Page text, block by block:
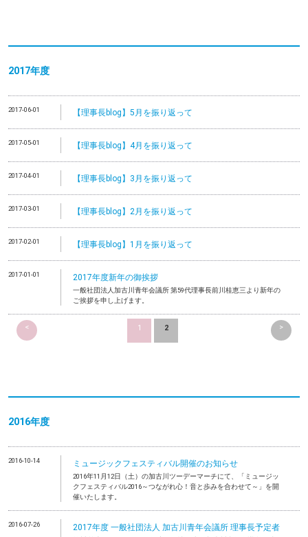
2017年度
2017-06-01 【理事長blog】5月を振り返って
2017-05-01 【理事長blog】4月を振り返って
2017-04-01 【理事長blog】3月を振り返って
2017-03-01 【理事長blog】2月を振り返って
2017-02-01 【理事長blog】1月を振り返って
2017-01-01 2017年度新年の御挨拶
一般社団法人加古川青年会議所 第59代理事長前川桂恵三より新年の
ご挨拶を申し上げます。
< 1 2 >
2016年度
2016-10-14 ミュージックフェスティバル開催のお知らせ
2016年11月12日（土）の加古川ツーデーマーチにて、「ミュージッ
クフェスティバル2016～つながれ心！音と歩みを合わせて～」を開
催いたします。
2016-07-26 2017年度 一般社団法人 加古川青年会議所 理事長予定者